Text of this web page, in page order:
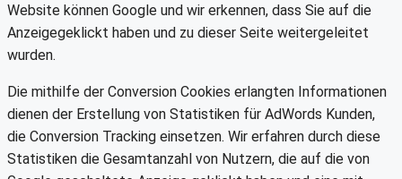
Website können Google und wir erkennen, dass Sie auf die
Anzeigegeklickt haben und zu dieser Seite weitergeleitet
wurden.
Die mithilfe der Conversion Cookies erlangten Informationen
dienen der Erstellung von Statistiken für AdWords Kunden,
die Conversion Tracking einsetzen. Wir erfahren durch diese
Statistiken die Gesamtanzahl von Nutzern, die auf die von